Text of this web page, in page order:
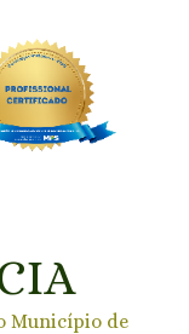
Município de